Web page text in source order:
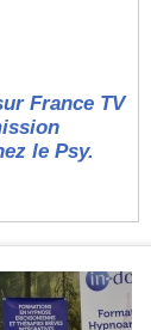
France TV
le Psy.